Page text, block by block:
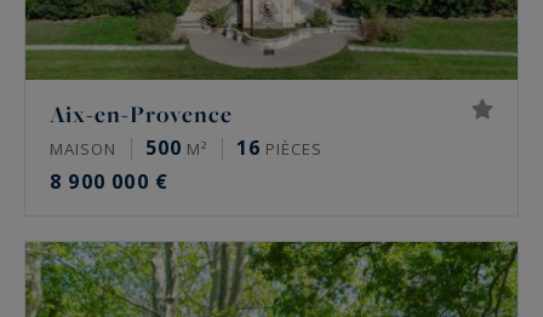
Aix-en-Provence
MAISON 500 M² 16 PIÈCES
8 900 000 €